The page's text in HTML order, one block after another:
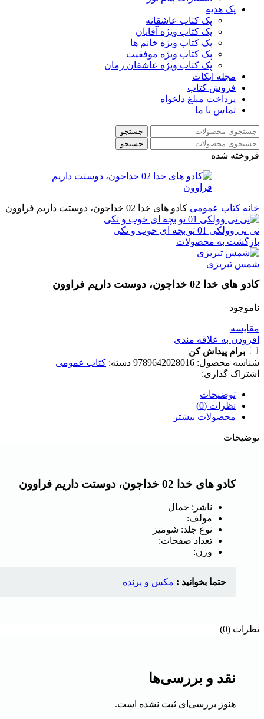
پک هدیه
پک کتاب عاشقانه
پک کتاب ویژه آقایان
پک کتاب ویژه خانم ها
پک کتاب ویژه موفقیت
پک کتاب ویژه عاشقان رمان
مجله ایکات
فروش کتاب
پرداخت مبلغ دلخواه
تماس با ما
جستجو
جستجو
فروخته شده
خانه کتاب عمومی کادو های خدا 02 خداجون، دوستت داریم فراوون
نی نی وولکی 01 تو بچه ای خوب و تکی
بازگشت به محصولات
شمس تبریزی
کادو های خدا 02 خداجون، دوستت داریم فراوون
ناموجود
مقايسه
افزودن به علاقه مندی
برام پیداش کن
شناسه محصول: 9789642028016 دسته: کتاب عمومی
اشتراک گذاری:
توضیحات
نظرات (0)
محصولات بیشتر
توضیحات
کادو های خدا 02 خداجون، دوستت داریم فراوون
ناشر: جمال
مولف:
نوع جلد: شومیز
تعداد صفحات:
وزن:
حتما بخوانید : مکس و پرنده
نظرات (0)
نقد و بررسی‌ها
هنوز بررسی‌ای ثبت نشده است.